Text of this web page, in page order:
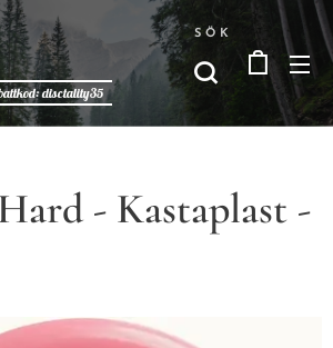
disctality35
SÖK
- Kastaplast -